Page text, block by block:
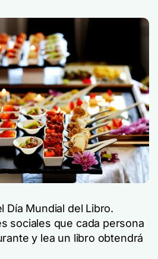
Día Mundial del Libro.
sociales que cada persona
y lea un libro obtendrá